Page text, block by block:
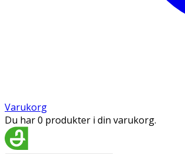
Varukorg
Du har 0 produkter i din varukorg.